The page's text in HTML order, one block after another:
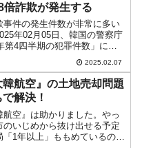
倍詐欺が発生する
事件の発生件数が非常に多い
年02月05日、韓国の警察庁
第4四半期の犯罪件数」につ
タを公表しました。これで1年
が締まったわけですが、韓国
詐欺事件発生件数は「42万
2025.02.07
航空』の土地売却問題
解決！
航空』は助かりました。やっ
のいじめから抜け出せる予定
1年以上」ももめているので